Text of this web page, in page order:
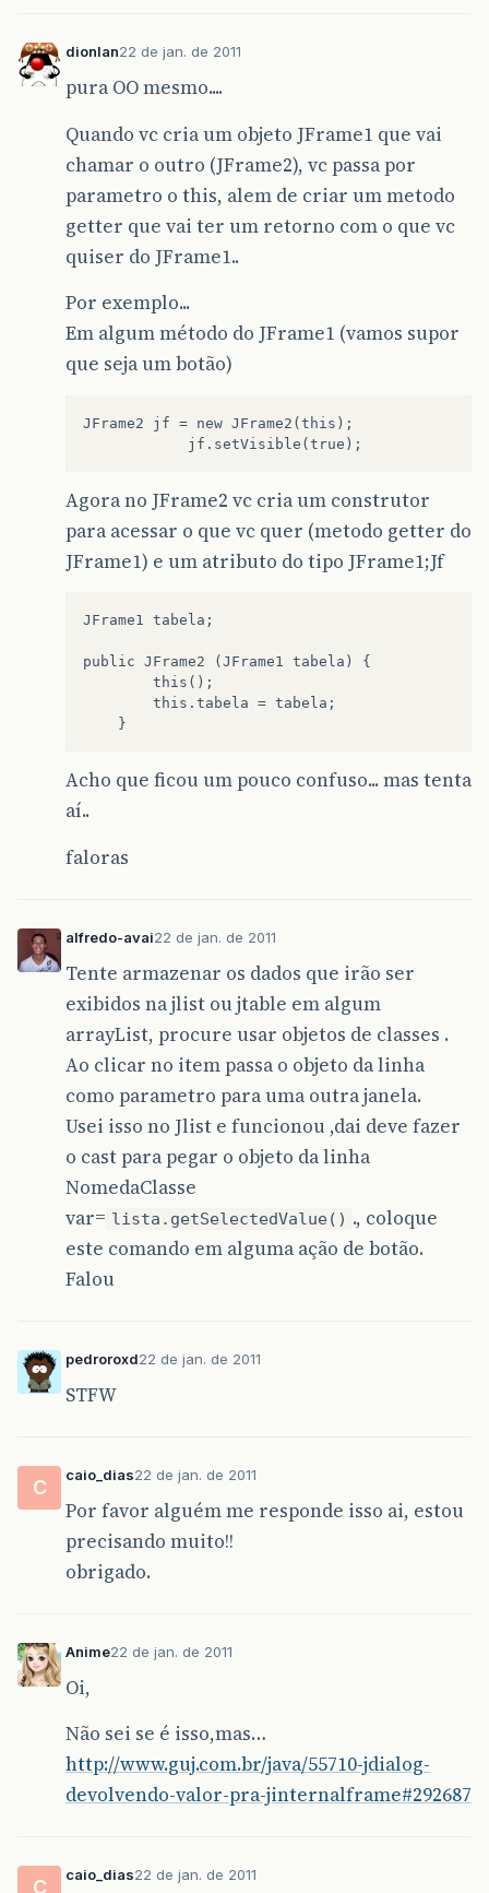
dionlan22 de jan. de 2011
pura OO mesmo....
Quando vc cria um objeto JFrame1 que vai
chamar o outro (JFrame2), vc passa por
parametro o this, alem de criar um metodo
getter que vai ter um retorno com o que vc
quiser do JFrame1..
Por exemplo...
Em algum método do JFrame1 (vamos supor
que seja um botão)
JFrame2 jf = new JFrame2(this);
Agora no JFrame2 vc cria um construtor
para acessar o que vc quer (metodo getter do
JFrame1) e um atributo do tipo JFrame1;Jf
JFrame1 tabela;
public JFrame2 (JFrame1 tabela) {
        this();
        this.tabela = tabela;
Acho que ficou um pouco confuso... mas tenta
aí..
faloras
alfredo-avai22 de jan. de 2011
Tente armazenar os dados que irão ser
exibidos na jlist ou jtable em algum
arrayList, procure usar objetos de classes .
Ao clicar no item passa o objeto da linha
como parametro para uma outra janela.
Usei isso no Jlist e funcionou ,dai deve fazer
o cast para pegar o objeto da linha
NomedaClasse
var= lista.getSelectedValue() ., coloque
este comando em alguma ação de botão.
Falou
pedroroxd22 de jan. de 2011
STFW
C
caio_dias22 de jan. de 2011
Por favor alguém me responde isso ai, estou
precisando muito!!
obrigado.
Anime22 de jan. de 2011
Oi,
Não sei se é isso,mas…
http://www.guj.com.br/java/55710-jdialog-
devolvendo-valor-pra-jinternalframe#292687
C
caio_dias22 de jan. de 2011